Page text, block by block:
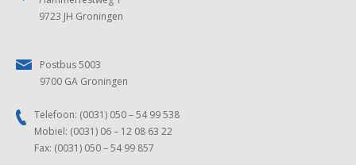
9723 JH Groningen
Postbus 5003
9700 GA Groningen
Telefoon: (0031) 050 – 54 99 538
Mobiel: (0031) 06 – 12 08 63 22
Fax: (0031) 050 – 54 99 857